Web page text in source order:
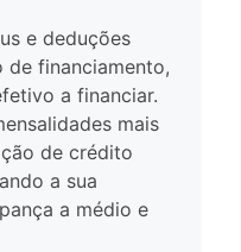
e deduções
de financiamento,
a financiar.
mais
de crédito
a sua
a médio e